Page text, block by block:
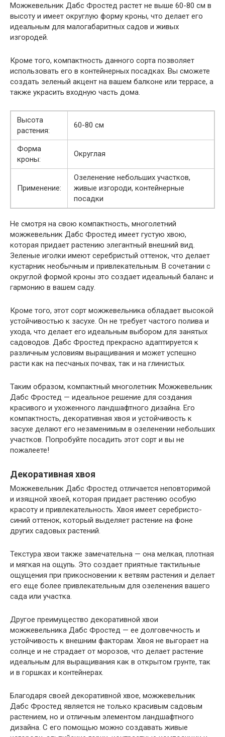
Можжевельник Дабс Фростед растет не выше 60-80 см в
высоту и имеет округлую форму кроны, что делает его
идеальным для малогабаритных садов и живых
изгородей.
Кроме того, компактность данного сорта позволяет
использовать его в контейнерных посадках. Вы сможете
создать зеленый акцент на вашем балконе или террасе, а
также украсить входную часть дома.
Высота
растения:
60-80 см
Форма
кроны:
Округлая
Применение:
Озеленение небольших участков,
живые изгороди, контейнерные
посадки
Не смотря на свою компактность, многолетний
можжевельник Дабс Фростед имеет густую хвою,
которая придает растению элегантный внешний вид.
Зеленые иголки имеют серебристый оттенок, что делает
кустарник необычным и привлекательным. В сочетании с
округлой формой кроны это создает идеальный баланс и
гармонию в вашем саду.
Кроме того, этот сорт можжевельника обладает высокой
устойчивостью к засухе. Он не требует частого полива и
ухода, что делает его идеальным выбором для занятых
садоводов. Дабс Фростед прекрасно адаптируется к
различным условиям выращивания и может успешно
расти как на песчаных почвах, так и на глинистых.
Таким образом, компактный многолетник Можжевельник
Дабс Фростед — идеальное решение для создания
красивого и ухоженного ландшафтного дизайна. Его
компактность, декоративная хвоя и устойчивость к
засухе делают его незаменимым в озеленении небольших
участков. Попробуйте посадить этот сорт и вы не
пожалеете!
Декоративная хвоя
Можжевельник Дабс Фростед отличается неповторимой
и изящной хвоей, которая придает растению особую
красоту и привлекательность. Хвоя имеет серебристо-
синий оттенок, который выделяет растение на фоне
других садовых растений.
Текстура хвои также замечательна — она мелкая, плотная
и мягкая на ощупь. Это создает приятные тактильные
ощущения при прикосновении к ветвям растения и делает
его еще более привлекательным для озеленения вашего
сада или участка.
Другое преимущество декоративной хвои
можжевельника Дабс Фростед — ее долговечность и
устойчивость к внешним факторам. Хвоя не выгорает на
солнце и не страдает от морозов, что делает растение
идеальным для выращивания как в открытом грунте, так
и в горшках и контейнерах.
Благодаря своей декоративной хвое, можжевельник
Дабс Фростед является не только красивым садовым
растением, но и отличным элементом ландшафтного
дизайна. С его помощью можно создавать живые